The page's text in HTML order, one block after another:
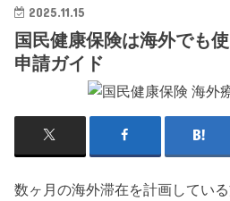
2025.11.15
国民健康保険は海外でも
申請ガイド
数ヶ月の海外滞在を計画してい